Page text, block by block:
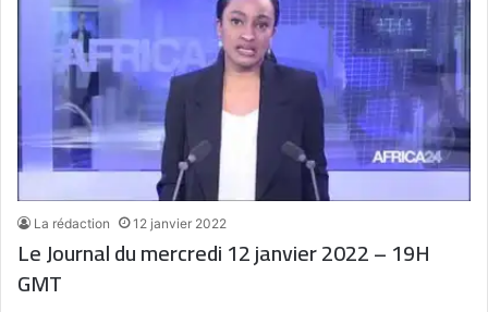
La rédaction 12 janvier 2022
Le Journal du mercredi 12 janvier 2022 – 19H
GMT